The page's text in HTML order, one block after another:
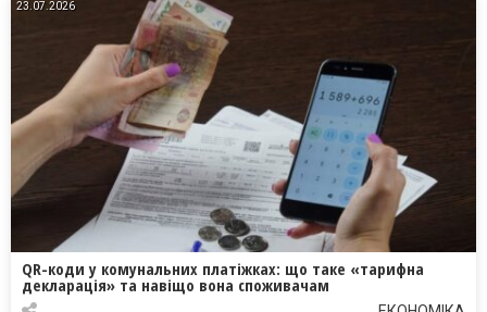
23.07.2026
QR-коди у комунальних платіжках: що таке «тарифна
декларація» та навіщо вона споживачам